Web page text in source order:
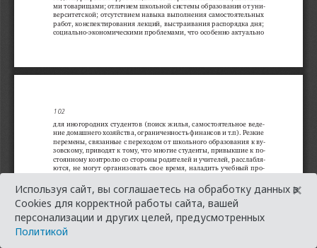
Используя сайт, вы соглашаетесь на обработку данных в
Cookies для корректной работы сайта, вашей
персонализации и других целей, предусмотренных
Политикой
×